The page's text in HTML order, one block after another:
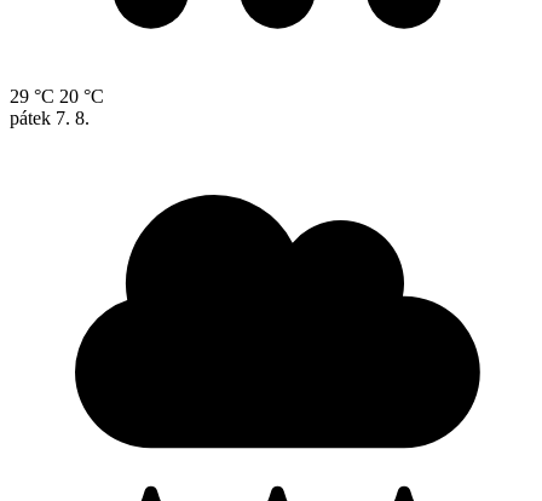
29 °C 20 °C
pátek 7. 8.